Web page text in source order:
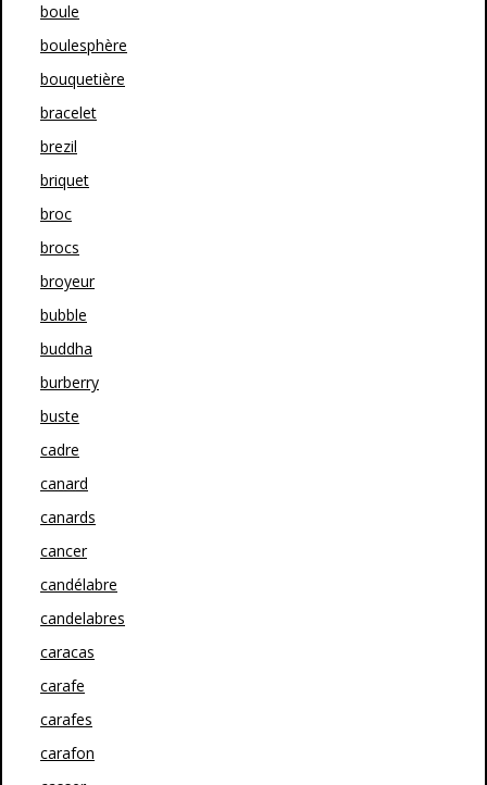
boule
boulesphère
bouquetière
bracelet
brezil
briquet
broc
brocs
broyeur
bubble
buddha
burberry
buste
cadre
canard
canards
cancer
candélabre
candelabres
caracas
carafe
carafes
carafon